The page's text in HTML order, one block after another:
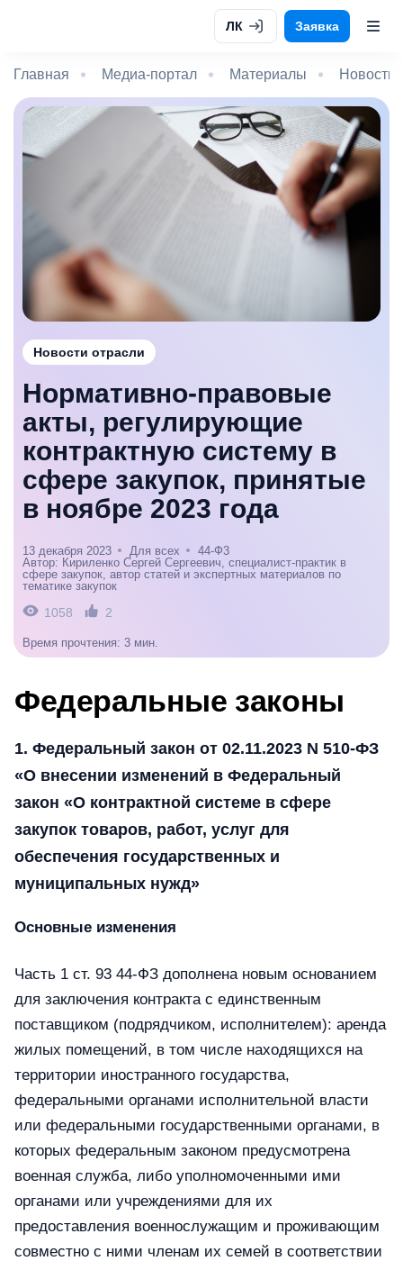
ЛК Заявка
Главная Медиа-портал Материалы Новости
Новости отрасли
Нормативно-правовые
акты, регулирующие
контрактную систему в
сфере закупок, принятые
в ноябре 2023 года
13 декабря 2023 Для всех
44-Ф3
Автор: Кириленко Сергей Сергеевич, специалист-практик в
сфере закупок, автор статей и экспертных материалов по
тематике закупок
1058 2
Время прочтения: 3 мин.
Федеральные законы
1. Федеральный закон от 02.11.2023 N 510-ФЗ
«О внесении изменений в Федеральный
закон «О контрактной системе в сфере
закупок товаров, работ, услуг для
обеспечения государственных и
муниципальных нужд»
Основные изменения
Часть 1 ст. 93 44-ФЗ дополнена новым основанием
для заключения контракта с единственным
поставщиком (подрядчиком, исполнителем): аренда
жилых помещений, в том числе находящихся на
территории иностранного государства,
федеральными органами исполнительной власти
или федеральными государственными органами, в
которых федеральным законом предусмотрена
военная служба, либо уполномоченными ими
органами или учреждениями для их
предоставления военнослужащим и проживающим
совместно с ними членам их семей в соответствии